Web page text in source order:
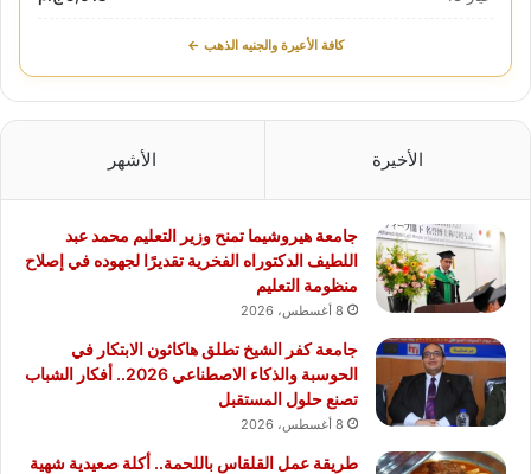
كافة الأعيرة والجنيه الذهب ←
الأخيرة الأشهر
جامعة هيروشيما تمنح وزير التعليم محمد عبد
اللطيف الدكتوراه الفخرية تقديرًا لجهوده في إصلاح
منظومة التعليم
8 أغسطس، 2026
جامعة كفر الشيخ تطلق هاكاثون الابتكار في
الحوسبة والذكاء الاصطناعي 2026.. أفكار الشباب
تصنع حلول المستقبل
8 أغسطس، 2026
طريقة عمل القلقاس باللحمة.. أكلة صعيدية شهية